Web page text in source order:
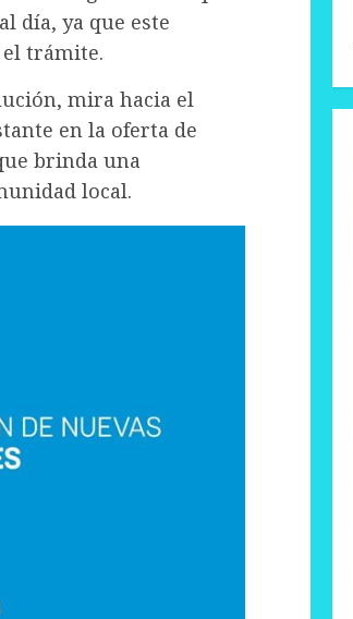
día, ya que este
trámite.
mira hacia el
en la oferta de
brinda una
local.